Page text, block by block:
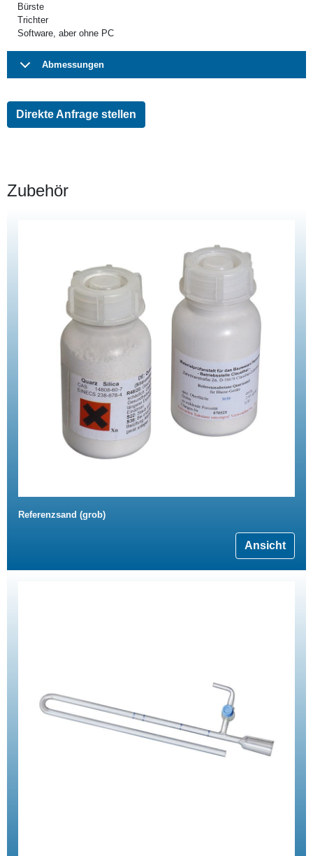
Bürste
Trichter
Software, aber ohne PC
Abmessungen
Direkte Anfrage stellen
Zubehör
Referenzsand (grob)
Ansicht